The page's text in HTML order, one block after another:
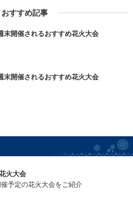
おすすめ記事
末開催されるおすすめ花火大会
末開催されるおすすめ花火大会
火大会
予定の花火大会をご紹介